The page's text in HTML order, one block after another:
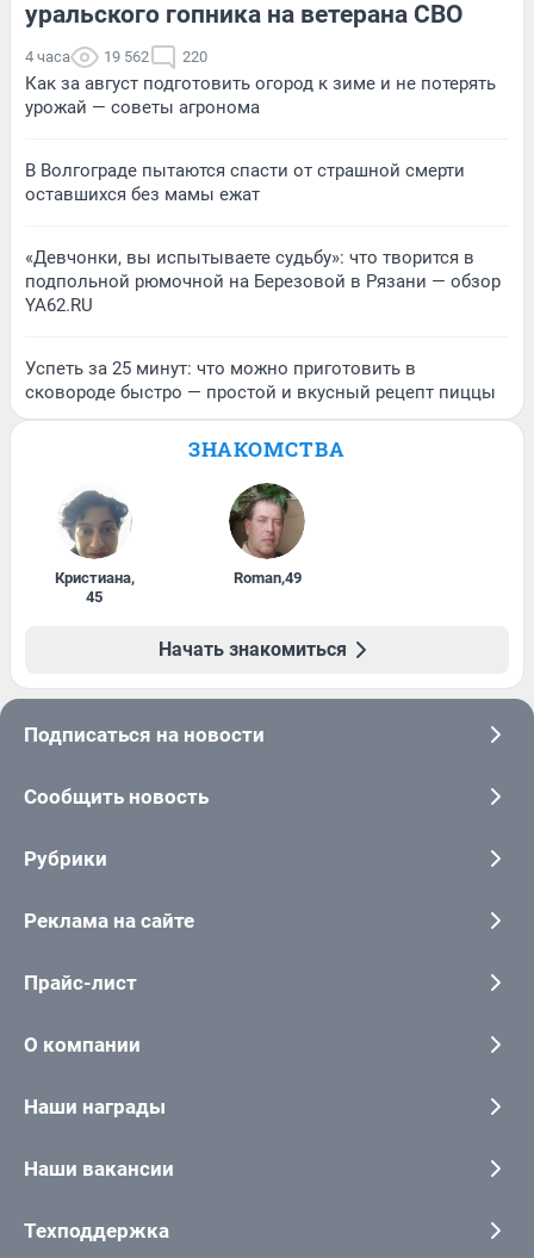
уральского гопника на ветерана СВО
4 часа 19 562 220
Как за август подготовить огород к зиме и не потерять
урожай — советы агронома
В Волгограде пытаются спасти от страшной смерти
оставшихся без мамы ежат
«Девчонки, вы испытываете судьбу»: что творится в
подпольной рюмочной на Березовой в Рязани — обзор
YA62.RU
Успеть за 25 минут: что можно приготовить в
сковороде быстро — простой и вкусный рецепт пиццы
ЗНАКОМСТВА
Кристиана,
45
Roman,49
Начать знакомиться
Подписаться на новости
Сообщить новость
Рубрики
Реклама на сайте
Прайс-лист
О компании
Наши награды
Наши вакансии
Техподдержка